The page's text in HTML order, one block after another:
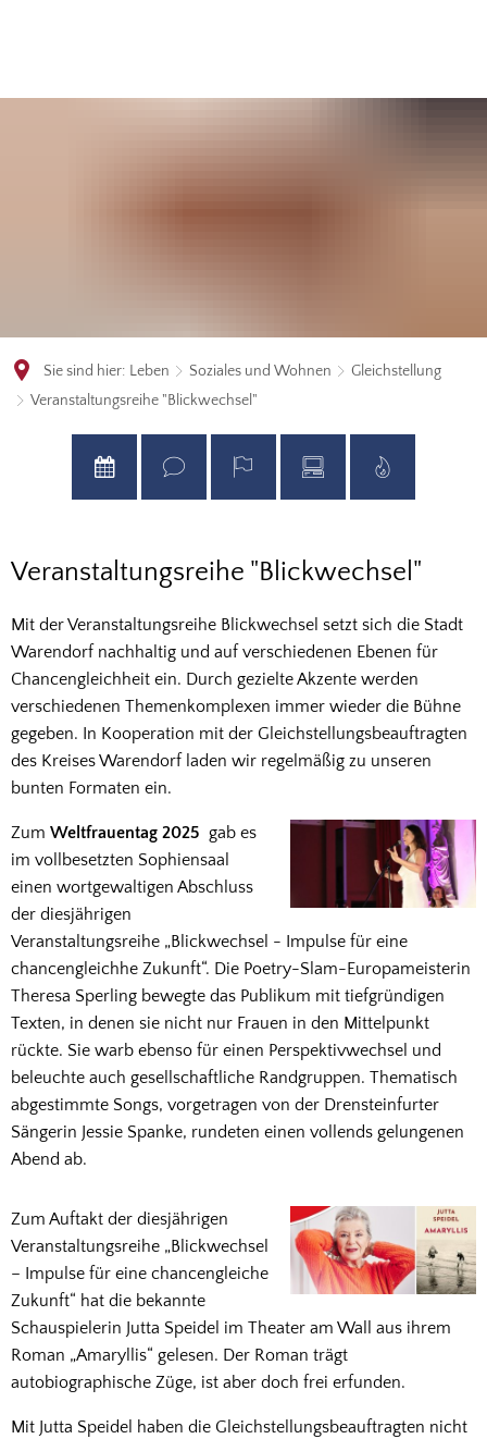
Sie sind hier: Leben Soziales und Wohnen
Gleichstellung
Veranstaltungsreihe "Blickwechsel"
Veranstaltungsreihe
"Blickwechsel"
Veranstaltungsreihe "Blickwechsel"
Mit der Veranstaltungsreihe Blickwechsel setzt sich die Stadt
Warendorf nachhaltig und auf verschiedenen Ebenen für
Chancengleichheit ein. Durch gezielte Akzente werden
verschiedenen Themenkomplexen immer wieder die Bühne
gegeben. In Kooperation mit der Gleichstellungsbeauftragten
des Kreises Warendorf laden wir regelmäßig zu unseren
bunten Formaten ein.
Zum Weltfrauentag 2025 gab es
im vollbesetzten Sophiensaal
einen wortgewaltigen Abschluss
der diesjährigen
Veranstaltungsreihe „Blickwechsel - Impulse für eine
chancengleichhe Zukunft“. Die Poetry-Slam-Europameisterin
Theresa Sperling bewegte das Publikum mit tiefgründigen
Texten, in denen sie nicht nur Frauen in den Mittelpunkt
rückte. Sie warb ebenso für einen Perspektivwechsel und
beleuchte auch gesellschaftliche Randgruppen. Thematisch
abgestimmte Songs, vorgetragen von der Drensteinfurter
Sängerin Jessie Spanke, rundeten einen vollends gelungenen
Abend ab.
Zum Auftakt der diesjährigen
Veranstaltungsreihe „Blickwechsel
– Impulse für eine chancengleiche
Zukunft“ hat die bekannte
Schauspielerin Jutta Speidel im Theater am Wall aus ihrem
Roman „Amaryllis“ gelesen. Der Roman trägt
autobiographische Züge, ist aber doch frei erfunden.
Mit Jutta Speidel haben die Gleichstellungsbeauftragten nicht